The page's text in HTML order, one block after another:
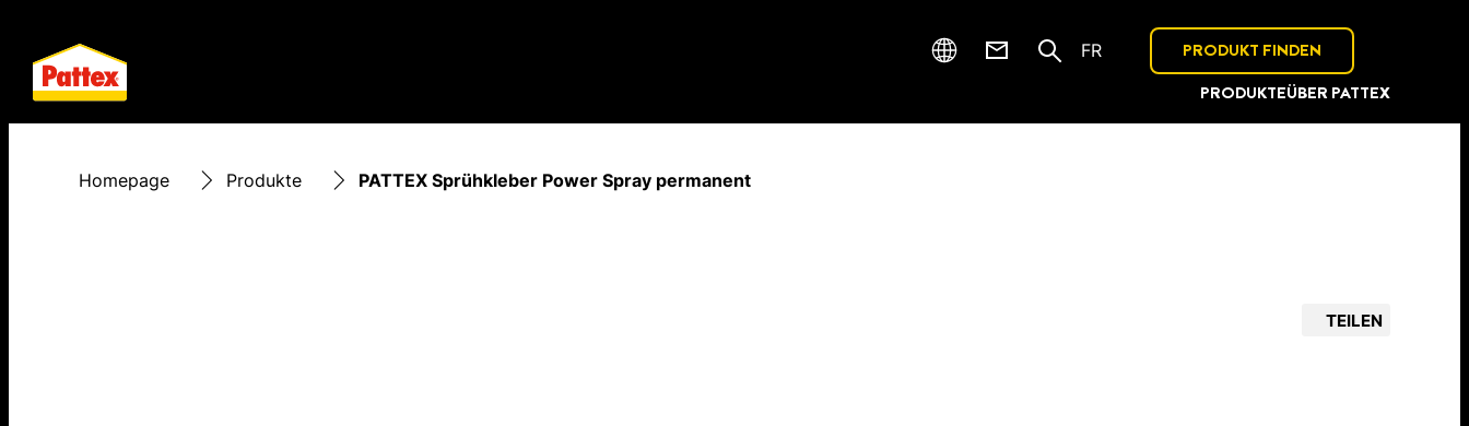
PRODUKTEÜBER PATTEX
PRODUKT FINDEN
FR
Homepage Produkte PATTEX Sprühkleber Power Spray permanent
TEILEN